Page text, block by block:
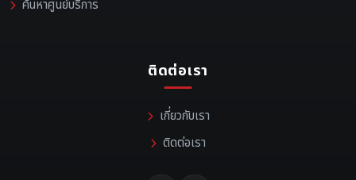
ค้นหาศูนย์บริการ
ติดต่อเรา
เกี่ยวกับเรา
ติดต่อเรา